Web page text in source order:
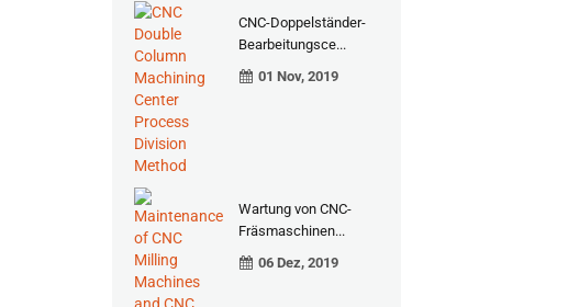
CNC-Doppelständer-
Bearbeitungsce...
01 Nov, 2019
Wartung von CNC-
Fräsmaschinen...
06 Dez, 2019